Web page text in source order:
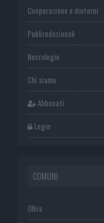
Cooperazione e dintorni
Publiredazionali
Necrologie
Chi siamo
Abbonati
Login
COMUNI
Olbia